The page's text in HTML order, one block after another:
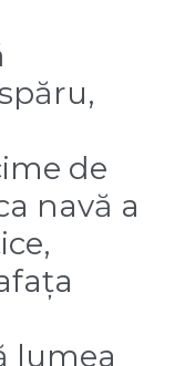
de
navă a
lumea